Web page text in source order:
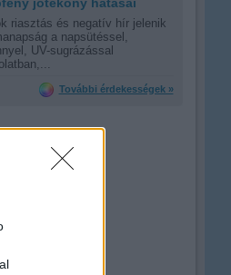
riasztás és negatív hír jelenik
a napsütéssel,
UV-sugrázással
További érdekességek »